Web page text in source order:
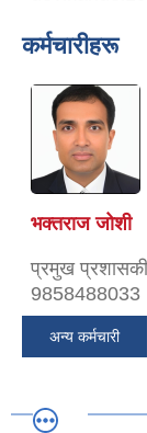
कर्मचारीहरू
भक्तराज जोशी
प्रमुख
9858488033
अन्य कर्मचारी